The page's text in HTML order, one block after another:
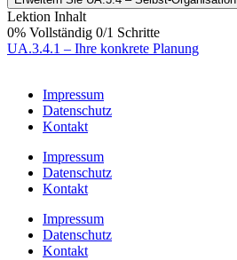
Lektion Inhalt
0% Vollständig 0/1 Schritte
UA.3.4.1 – Ihre konkrete Planung
Impressum
Datenschutz
Kontakt
Impressum
Datenschutz
Kontakt
Impressum
Datenschutz
Kontakt